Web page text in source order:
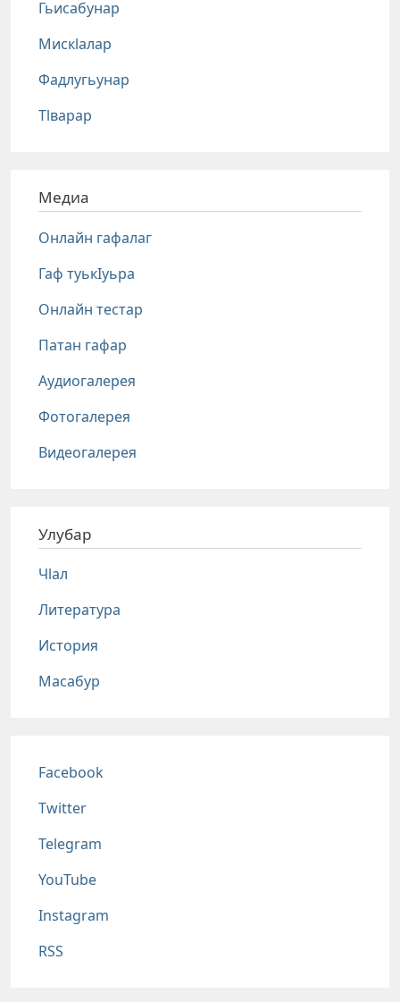
Гьисабунар
Мискlалар
Фадлугьунар
Тlварар
Медиа
Онлайн гафалаг
Гаф туькIуьра
Онлайн тестар
Патан гафар
Аудиогалерея
Фотогалерея
Видеогалерея
Улубар
Чlал
Литература
История
Масабур
Соц сети
Facebook
Twitter
Telegram
YouTube
Instagram
RSS